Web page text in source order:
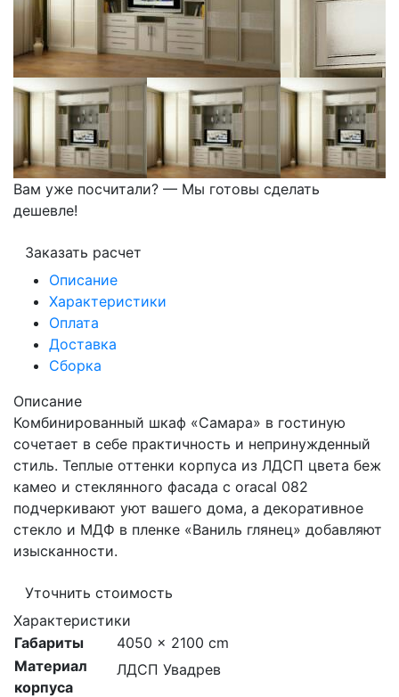
Вам уже посчитали? — Мы готовы сделать
дешевле!
Заказать расчет
Описание
Характеристики
Оплата
Доставка
Сборка
Описание
Комбинированный шкаф «Самара» в гостиную
сочетает в себе практичность и непринужденный
стиль. Теплые оттенки корпуса из ЛДСП цвета беж
камео и стеклянного фасада с oracal 082
подчеркивают уют вашего дома, а декоративное
стекло и МДФ в пленке «Ваниль глянец» добавляют
изысканности.
Уточнить стоимость
Характеристики
Габариты
4050 × 2100 cm
Материал
корпуса
ЛДСП Увадрев